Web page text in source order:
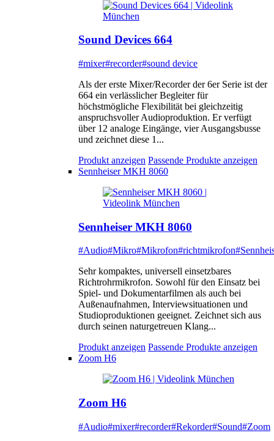
Sound Devices 664
#mixer#recorder#sound device
Als der erste Mixer/Recorder der 6er Serie ist der
664 ein verlässlicher Begleiter für
höchstmögliche Flexibilität bei gleichzeitig
anspruchsvoller Audioproduktion. Er verfügt
über 12 analoge Eingänge, vier Ausgangsbusse
und zeichnet diese 1...
Produkt anzeigen Passende Produkte anzeigen
Sennheiser MKH 8060
Sennheiser MKH 8060
#Audio#Mikro#Mikrofon#richtmikrofon
Sehr kompaktes, universell einsetzbares
Richtrohrmikrofon. Sowohl für den Einsatz bei
Spiel- und Dokumentarfilmen als auch bei
Außenaufnahmen, Interviewsituationen und
Studioproduktionen geeignet. Zeichnet sich aus
durch seinen naturgetreuen Klang...
Produkt anzeigen Passende Produkte anzeigen
Zoom H6
Zoom H6
#Audio#mixer#recorder#Rekorder#Sound#Zoom